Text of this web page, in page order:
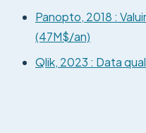
Panopto, 2018 :
(47M$/an)
Qlik, 2023 : Data